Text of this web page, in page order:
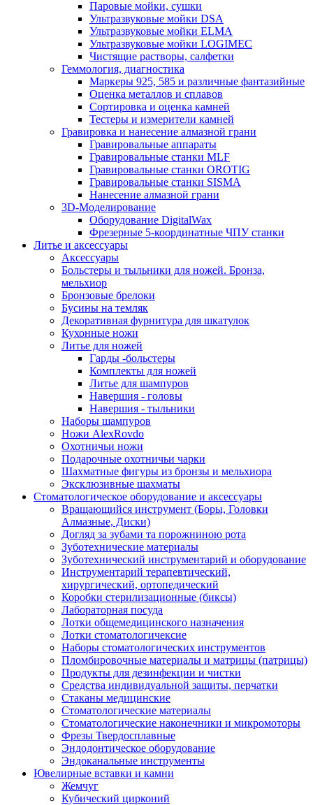
Паровые мойки, сушки
Ультразвуковые мойки DSA
Ультразвуковые мойки ELMA
Ультразвуковые мойки LOGIMEC
Чистящие растворы, салфетки
Геммология, диагностика
Маркеры 925, 585 и различные фантазийные
Оценка металлов и сплавов
Сортировка и оценка камней
Тестеры и измерители камней
Гравировка и нанесение алмазной грани
Гравировальные аппараты
Гравировальные станки MLF
Гравировальные станки OROTIG
Гравировальные станки SISMA
Нанесение алмазной грани
3D-Моделирование
Оборудование DigitalWax
Фрезерные 5-координатные ЧПУ станки
Литье и аксессуары
Аксессуары
Больстеры и тыльники для ножей. Бронза,
мельхиор
Бронзовые брелоки
Бусины на темляк
Декоративная фурнитура для шкатулок
Кухонные ножи
Литье для ножей
Гарды -больстеры
Комплекты для ножей
Литье для шампуров
Навершия - головы
Навершия - тыльники
Наборы шампуров
Ножи AlexRovdo
Охотничьи ножи
Подарочные охотничьи чарки
Шахматные фигуры из бронзы и мельхиора
Эксклюзивные шахматы
Стоматологическое оборудование и аксессуары
Вращающийся инструмент (Боры, Головки
Алмазные, Диски)
Догляд за зубами та порожниною рота
Зуботехнические материалы
Зуботехнический инструментарий и оборудование
Инструментарий терапевтический,
хирургический, ортопедический
Коробки стерилизационные (биксы)
Лабораторная посуда
Лотки общемедицинского назначения
Лотки стоматологичексие
Наборы стоматологических инструментов
Пломбировочные материалы и матрицы (патрицы)
Продукты для дезинфекции и чистки
Средства индивидуальной защиты, перчатки
Стаканы медицинские
Стоматологические материалы
Стоматологические наконечники и микромоторы
Фрезы Твердосплавные
Эндодонтическое оборудование
Эндоканальные инструменты
Ювелирные вставки и камни
Жемчуг
Кубический цирконий